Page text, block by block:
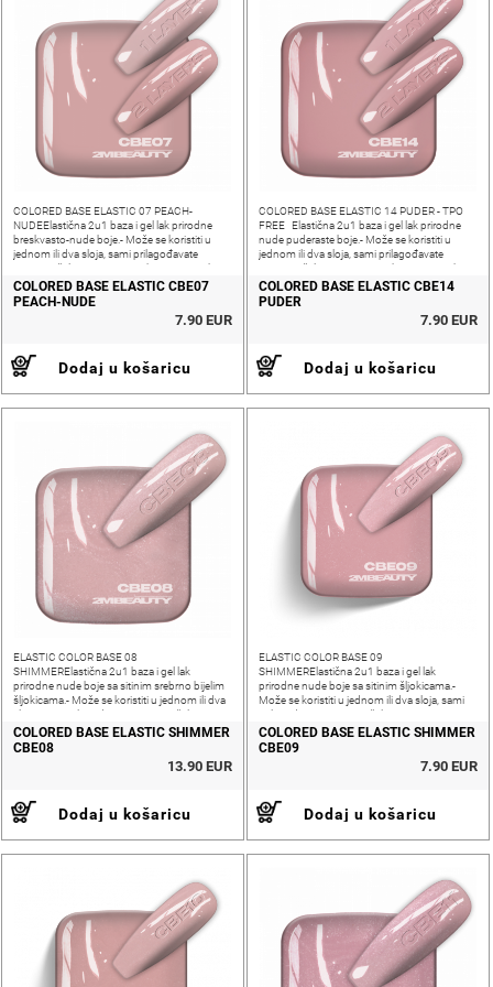
COLORED BASE ELASTIC 07 PEACH-
NUDEElastična 2u1 baza i gel lak prirodne
breskvasto-nude boje.- Može se koristiti u
jednom ili dva sloja, sami prilagođavate
ovisno o željenoj nijansi i pokrivenosti nokta-
Srednja gustoća, fleksibilna i meka za
COLORED BASE ELASTIC CBE07
PEACH-NUDE
7.90 EUR
Dodaj u košaricu
COLORED BASE ELASTIC 14 PUDER - TPO
FREE Elastična 2u1 baza i gel lak prirodne
nude puderaste boje.- Može se koristiti u
jednom ili dva sloja, sami prilagođavate
ovisno o željenoj nijansi i pokrivenosti nokta-
Srednja gustoća, fleksibilna
COLORED BASE ELASTIC CBE14
PUDER
7.90 EUR
Dodaj u košaricu
ELASTIC COLOR BASE 08
SHIMMERElastična 2u1 baza i gel lak
prirodne nude boje sa sitinim srebrno bijelim
šljokicama.- Može se koristiti u jednom ili dva
sloja, sami prilagođavate ovisno o željenoj
nijansi i pokrivenosti nokta- Srednja gustoća,
COLORED BASE ELASTIC SHIMMER
CBE08
13.90 EUR
Dodaj u košaricu
ELASTIC COLOR BASE 09
SHIMMERElastična 2u1 baza i gel lak
prirodne nude boje sa sitinim šljokicama.-
Može se koristiti u jednom ili dva sloja, sami
prilagođavate ovisno o željenoj nijansi i
pokrivenosti nokta- Srednja gustoća,
fleksibilna i
COLORED BASE ELASTIC SHIMMER
CBE09
7.90 EUR
Dodaj u košaricu